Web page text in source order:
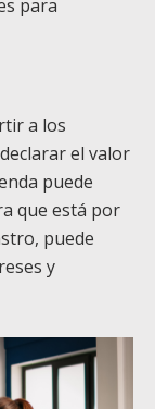
para
a los
el valor
puede
que está por
puede
y